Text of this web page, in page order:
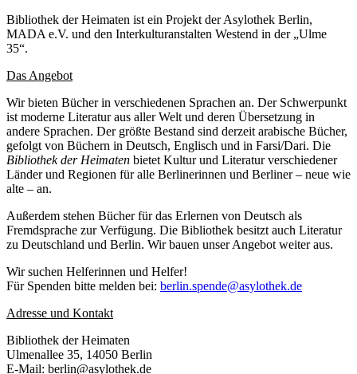
Bibliothek der Heimaten ist ein Projekt der Asylothek Berlin,
MADA e.V. und den Interkulturanstalten Westend in der „Ulme
35“.
Das Angebot
Wir bieten Bücher in verschiedenen Sprachen an. Der Schwerpunkt
ist moderne Literatur aus aller Welt und deren Übersetzung in
andere Sprachen. Der größte Bestand sind derzeit arabische Bücher,
gefolgt von Büchern in Deutsch, Englisch und in Farsi/Dari. Die
Bibliothek der Heimaten bietet Kultur und Literatur verschiedener
Länder und Regionen für alle Berlinerinnen und Berliner – neue wie
alte – an.
Außerdem stehen Bücher für das Erlernen von Deutsch als
Fremdsprache zur Verfügung. Die Bibliothek besitzt auch Literatur
zu Deutschland und Berlin. Wir bauen unser Angebot weiter aus.
Wir suchen Helferinnen und Helfer!
Für Spenden bitte melden bei: berlin.spende@asylothek.de
Adresse und Kontakt
Bibliothek der Heimaten
Ulmenallee 35, 14050 Berlin
E-Mail: berlin@asylothek.de